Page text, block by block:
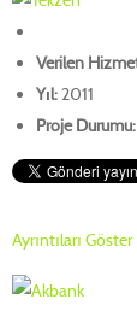
Verilen
Yıl:2011
Proje Durumu:
Ayrıntıları Göster